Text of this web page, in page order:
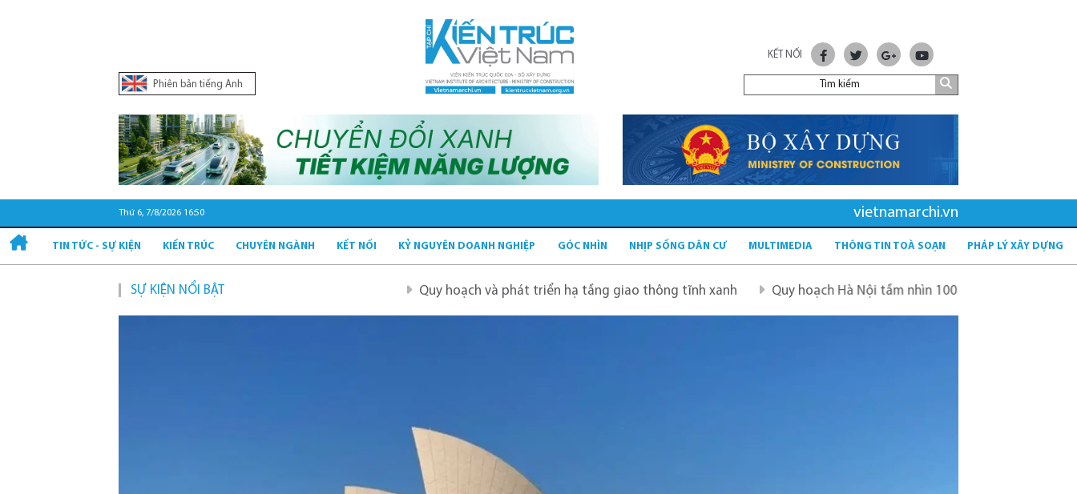
Phiên bản tiếng Anh
KẾT NỐI
Thứ 6, 7/8/2026 16:50 vietnamarchi.vn
TIN TỨC - SỰ KIỆN KIẾN TRÚC CHUYÊN NGÀNH KẾT NỐI KỶ NGUYÊN DOANH NGHIỆP GÓC NHÌN NHỊP SỐNG DÂN CƯ MULTIMEDIA THÔNG TIN TOÀ SOẠN PHÁP LÝ XÂY DỰNG
SỰ KIỆN NỔI BẬT Quy hoạch và phát triển hạ tầng giao thông tĩnh xanh Quy hoạch Hà Nội tầm nhìn 100 năm Quy hoạch mới sau sáp